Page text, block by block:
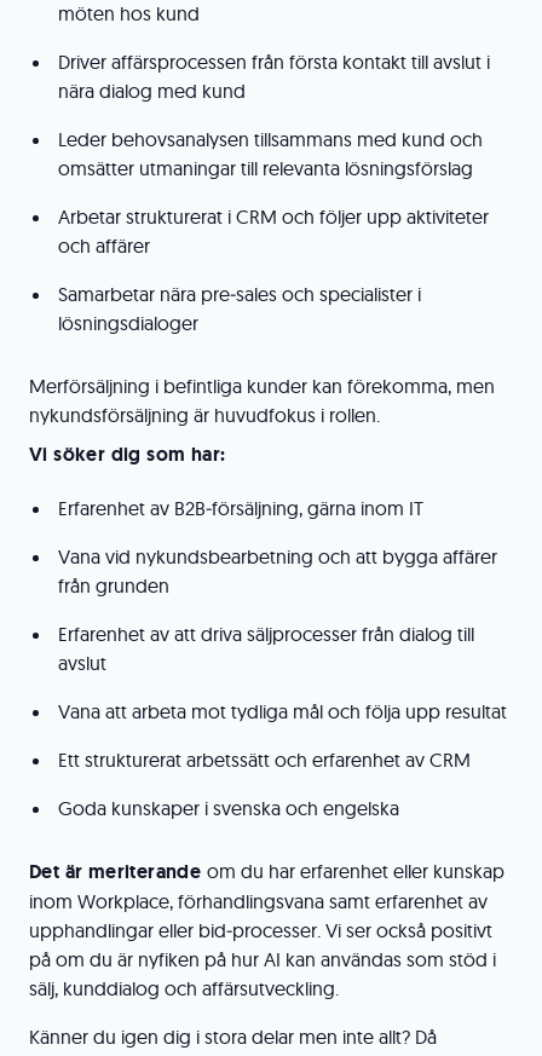
möten hos kund
Driver affärsprocessen från första kontakt till avslut i
nära dialog med kund
Leder behovsanalysen tillsammans med kund och
omsätter utmaningar till relevanta lösningsförslag
Arbetar strukturerat i CRM och följer upp aktiviteter
och affärer
Samarbetar nära pre‑sales och specialister i
lösningsdialoger
Merförsäljning i befintliga kunder kan förekomma, men
nykundsförsäljning är huvudfokus i rollen.
Vi söker dig som har:
Erfarenhet av B2B‑försäljning, gärna inom IT
Vana vid nykundsbearbetning och att bygga affärer
från grunden
Erfarenhet av att driva säljprocesser från dialog till
avslut
Vana att arbeta mot tydliga mål och följa upp resultat
Ett strukturerat arbetssätt och erfarenhet av CRM
Goda kunskaper i svenska och engelska
Det är meriterande om du har erfarenhet eller kunskap
inom Workplace, förhandlingsvana samt erfarenhet av
upphandlingar eller bid‑processer. Vi ser också positivt
på om du är nyfiken på hur AI kan användas som stöd i
sälj, kunddialog och affärsutveckling.
Känner du igen dig i stora delar men inte allt? Då